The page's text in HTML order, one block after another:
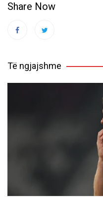
Share Now
Të ngjajshme